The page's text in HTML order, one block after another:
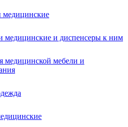
медицинские
медицинские и диспенсеры к ним
медицинской мебели и